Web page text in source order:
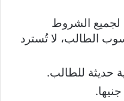
لجميع الشروط
الطالب، لا تُسترد